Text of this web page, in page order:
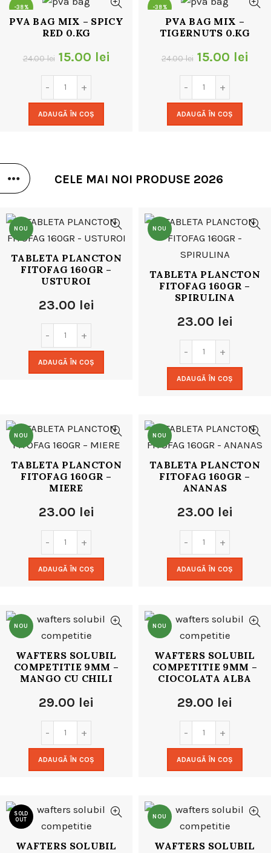
-38%
PVA BAG MIX – SPICY
RED 0.KG
24.00lei Prețul
inițial
a
fost:
15.00 lei
ADAUGĂ ÎN COȘ
-38%
PVA BAG MIX –
TIGERNUTS 0.KG
24.00lei Prețul
inițial
a
fost:
15.00 lei
ADAUGĂ ÎN COȘ
CELE MAI NOI PRODUSE 2026
NOU
TABLETA PLANCTON
FITOFAG 160GR –
USTUROI
23.00 lei
ADAUGĂ ÎN COȘ
NOU
TABLETA PLANCTON
FITOFAG 160GR –
SPIRULINA
23.00 lei
ADAUGĂ ÎN COȘ
NOU
TABLETA PLANCTON
FITOFAG 160GR –
MIERE
23.00 lei
ADAUGĂ ÎN COȘ
NOU
TABLETA PLANCTON
FITOFAG 160GR –
ANANAS
23.00 lei
ADAUGĂ ÎN COȘ
NOU
WAFTERS SOLUBIL
COMPETITIE 9MM –
MANGO CU CHILI
29.00 lei
ADAUGĂ ÎN COȘ
NOU
WAFTERS SOLUBIL
COMPETITIE 9MM –
CIOCOLATA ALBA
29.00 lei
ADAUGĂ ÎN COȘ
SOLD
OUT
NOU
WAFTERS SOLUBIL
NOU
WAFTERS SOLUBIL